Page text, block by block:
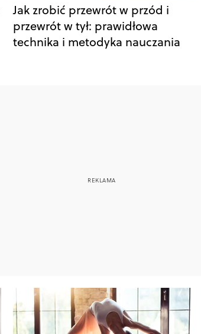
Jak zrobić przewrót w przód i
przewrót w tył: prawidłowa
technika i metodyka nauczania